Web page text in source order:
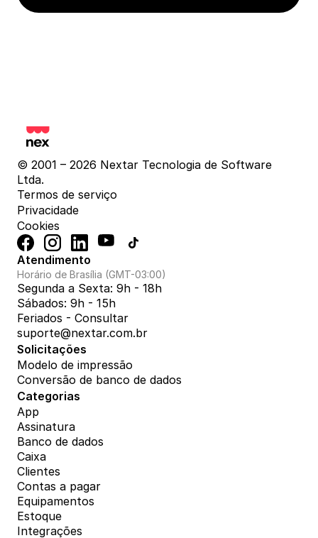
© 2001 – 2026 Nextar Tecnologia de Software
Ltda.
Termos de serviço
Privacidade
Cookies
Atendimento
Horário de Brasília (GMT-03:00)
Segunda a Sexta: 9h - 18h
Sábados: 9h - 15h
Feriados - Consultar
suporte@nextar.com.br
Solicitações
Modelo de impressão
Conversão de banco de dados
Categorias
App
Assinatura
Banco de dados
Caixa
Clientes
Contas a pagar
Equipamentos
Estoque
Integrações